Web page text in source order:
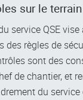
sur le terrain
service QSE
des règles de
sont des
de chantier, et
du